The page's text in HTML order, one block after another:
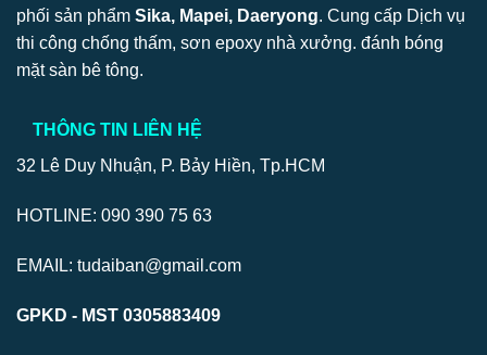
phối sản phẩm Sika, Mapei, Daeryong. Cung cấp Dịch vụ
thi công chống thấm, sơn epoxy nhà xưởng. đánh bóng
mặt sàn bê tông.
THÔNG TIN LIÊN HỆ
32 Lê Duy Nhuận, P. Bảy Hiền, Tp.HCM
HOTLINE: 090 390 75 63
EMAIL: tudaiban@gmail.com
GPKD - MST 0305883409